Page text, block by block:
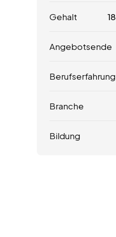
Gehalt 18
Angebotsende
Berufserfahrung
Branche
Bildung